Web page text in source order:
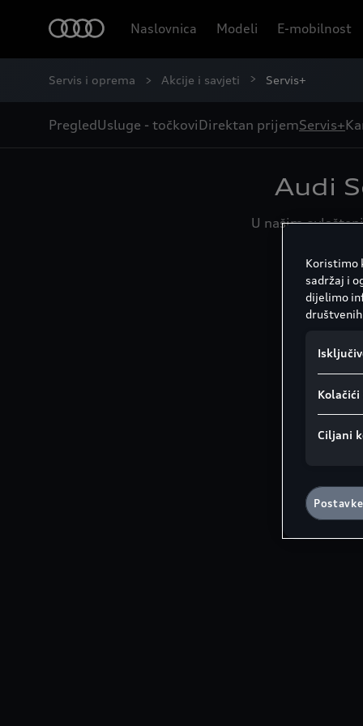
Naslovnica Modeli E-mobilnost
Servis i oprema Akcije i savjeti Servis+
PregledUsluge - točkoviDirektan prijemServis+
Audi
U našim
Koristimo
sadržaj i
dijelimo
Ciljani